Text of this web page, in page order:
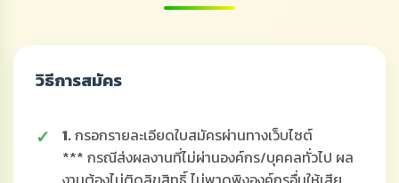
วิธีการสมัคร
1.กรอกรายละเอียดใบสมัครผ่านทางเว็บไซต์
*** กรณีส่งผลงานที่ไม่ผ่านองค์กร/บุคคลทั่วไป ผล